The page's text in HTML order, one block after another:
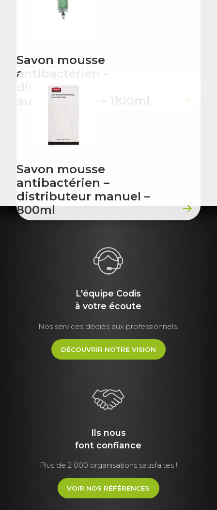
Savon mousse
antibactérien –
distributeur
automatique – 1100ml
Savon mousse
antibactérien –
distributeur manuel –
800ml
L'équipe Codis
à votre écoute
Nos services dédiés aux professionnels.
DÉCOUVRIR NOTRE VISION
Ils nous
font confiance
Plus de 2 000 organisations satisfaites !
VOIR NOS RÉFÉRENCES